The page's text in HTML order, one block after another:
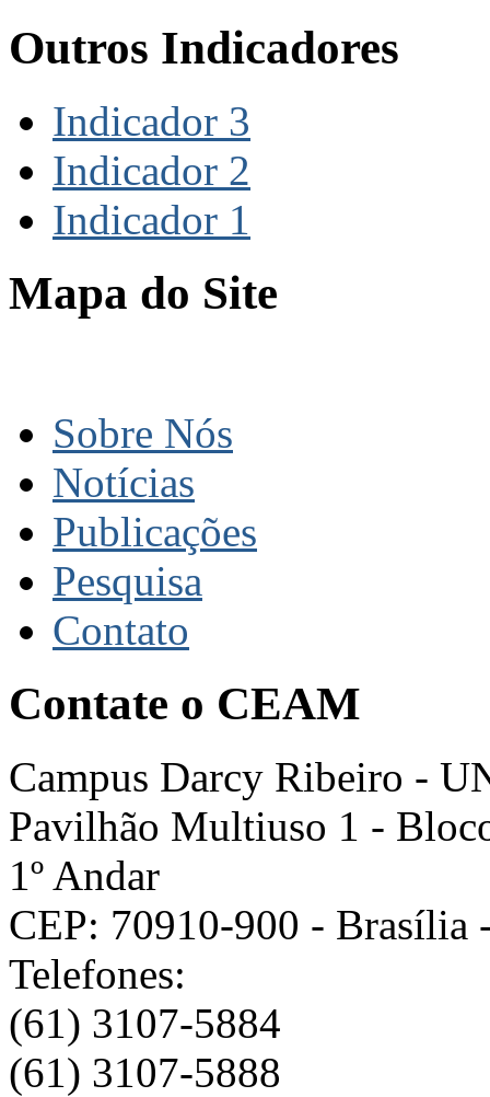
Outros Indicadores
Indicador 3
Indicador 2
Indicador 1
Mapa do Site
Sobre Nós
Notícias
Publicações
Pesquisa
Contato
Contate o CEAM
Campus Darcy Ribeiro -
Pavilhão Multiuso 1 -
1º Andar
CEP: 70910-900 - Brasília
Telefones:
(61) 3107-5884
(61) 3107-5888